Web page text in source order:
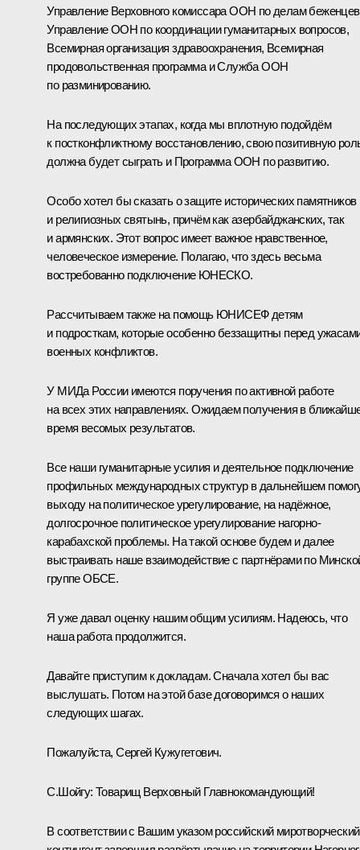
Управление Верховного комиссара ООН по делам
Управление ООН по координации гуманитарных вопросов,
Всемирная организация здравоохранения, Всемирная
продовольственная программа и Служба ООН
по разминированию.
На последующих этапах, когда мы вплотную подойдём
к постконфликтному восстановлению, свою позитивную
должна будет сыграть и Программа ООН по развитию.
Особо хотел бы сказать о защите исторических памятников
и религиозных святынь, причём как азербайджанских, так
и армянских. Этот вопрос имеет важное нравственное,
человеческое измерение. Полагаю, что здесь весьма
востребованно подключение ЮНЕСКО.
Рассчитываем также на помощь ЮНИСЕФ детям
и подросткам, которые особенно беззащитны перед
военных конфликтов.
У МИДа России имеются поручения по активной работе
на всех этих направлениях. Ожидаем получения в
время весомых результатов.
Все наши гуманитарные усилия и деятельное подключение
профильных международных структур в дальнейшем
выходу на политическое урегулирование, на надёжное,
долгосрочное политическое урегулирование нагорно-
карабахской проблемы. На такой основе будем и далее
выстраивать наше взаимодействие с партнёрами по
группе ОБСЕ.
Я уже давал оценку нашим общим усилиям. Надеюсь, что
наша работа продолжится.
Давайте приступим к докладам. Сначала хотел бы вас
выслушать. Потом на этой базе договоримся о наших
следующих шагах.
Пожалуйста, Сергей Кужугетович.
С.Шойгу: Товарищ Верховный Главнокомандующий!
В соответствии с Вашим указом российский миротворческий